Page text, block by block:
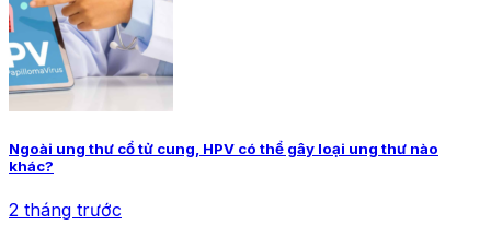
Ngoài ung thư cổ tử cung, HPV có thể gây loại ung thư nào
khác?
2 tháng trước